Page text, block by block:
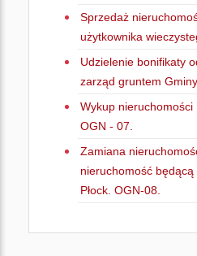
Sprzedaż
użytkownika
Udzielenie bonifikaty
zarząd gruntem
Wykup nieruchomości
OGN - 07.
Zamiana
nieruchomość będącą
Płock. OGN-08.